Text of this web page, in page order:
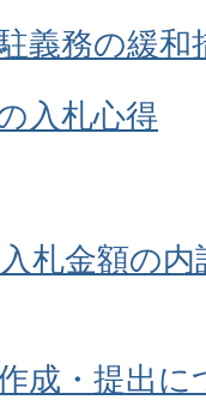
義務の緩
入札心得
札金額の
成・提出に